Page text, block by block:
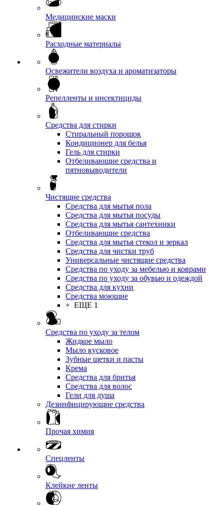
Медицинские маски
Расходные материалы
Освежители воздуха и ароматизаторы
Репелленты и инсектициды
Средства для стирки
Стиральный порошок
Кондиционер для белья
Гель для стирки
Отбеливающие средства и
пятновыводители
Чистящие средства
Средства для мытья пола
Средства для мытья посуды
Средства для мытья сантехники
Отбеливающие средства
Средства для мытья стекол и зеркал
Средства для чистки труб
Универсальные чистящие средства
Средства по уходу за мебелью и коврами
Средства по уходу за обувью и одеждой
Средства для кухни
Средства моющие
+ ЕЩЕ 1
Средства по уходу за телом
Жидкое мыло
Мыло кусковое
Зубные щетки и пасты
Крема
Средства для бритья
Средства для волос
Гели для душа
Дезинфицирующие средства
Прочая химия
Спецленты
Клейкие ленты